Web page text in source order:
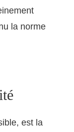
la norme
est la